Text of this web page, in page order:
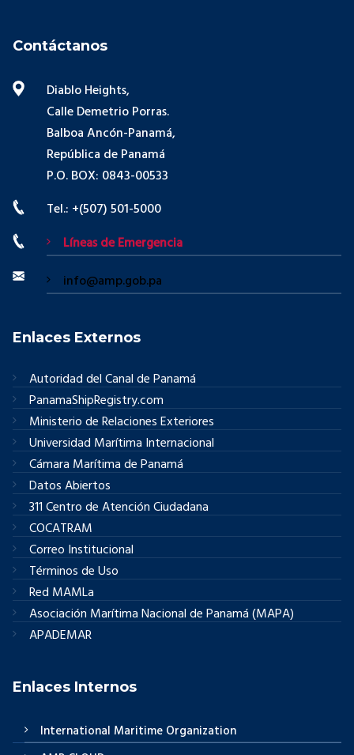
Contáctanos
Diablo Heights,
Calle Demetrio Porras.
Balboa Ancón-Panamá,
República de Panamá
P.O. BOX: 0843-00533
Tel.: +(507) 501-5000
Líneas de Emergencia
info@amp.gob.pa
Enlaces Externos
Autoridad del Canal de Panamá
PanamaShipRegistry.com
Ministerio de Relaciones Exteriores
Universidad Marítima Internacional
Cámara Marítima de Panamá
Datos Abiertos
311 Centro de Atención Ciudadana
COCATRAM
Correo Institucional
Términos de Uso
Red MAMLa
Asociación Marítima Nacional de Panamá (MAPA)
APADEMAR
Enlaces Internos
International Maritime Organization